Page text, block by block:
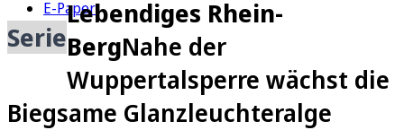
E-Paper
Serie
Lebendiges Rhein-
BergNahe der
Wuppertalsperre wächst die
Biegsame Glanzleuchteralge